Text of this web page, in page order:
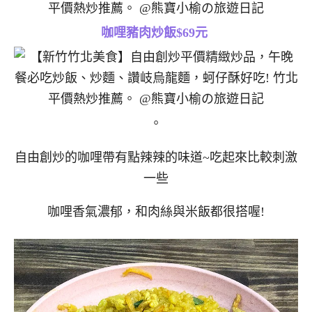
咖哩豬肉炒飯$69元
。
自由創炒的咖哩帶有點辣辣的味道~吃起來比較刺激
一些
咖哩香氣濃郁，和肉絲與米飯都很搭喔!